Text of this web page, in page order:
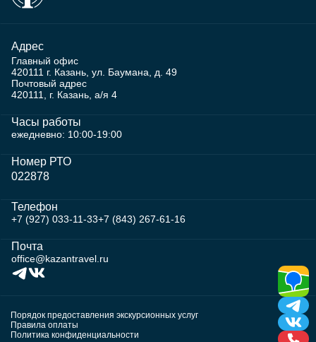
Адрес
Главный офис
420111 г. Казань, ул. Баумана, д. 49
Почтовый адрес
420111, г. Казань, а/я 4
Часы работы
ежедневно: 10:00-19:00
Номер РТО
022878
Телефон
+7 (927) 033-11-33+7 (843) 267-61-16
Почта
office@kazantravel.ru
Порядок предоставления экскурсионных услуг
Правила оплаты
Политика конфиденциальности